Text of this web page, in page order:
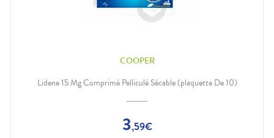
COOPER
Lidene 15 Mg Comprimé Pelliculé Sécable (plaquette De 10)
3,59€